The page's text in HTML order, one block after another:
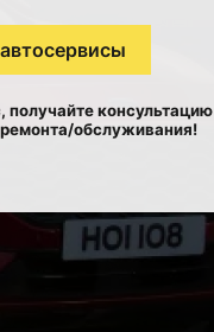
получайте консультацию
обслуживания!